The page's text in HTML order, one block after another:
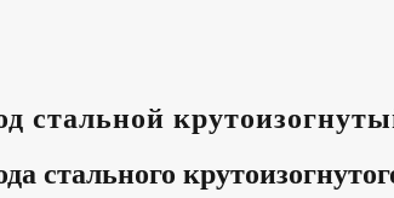
стальной
стального